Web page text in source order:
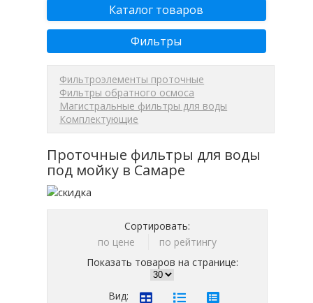
Каталог товаров
Фильтры
Фильтроэлементы проточные
Фильтры обратного осмоса
Магистральные фильтры для воды
Комплектующие
Проточные фильтры для воды
под мойку в Самаре
Сортировать:
по цене
по рейтингу
Показать товаров на странице:
Вид: